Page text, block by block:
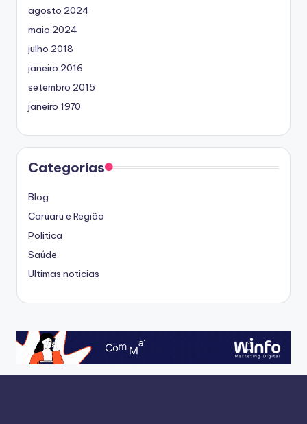
agosto 2024
maio 2024
julho 2018
janeiro 2016
setembro 2015
janeiro 1970
Categorias
Blog
Caruaru e Região
Politica
Saúde
Ultimas noticias